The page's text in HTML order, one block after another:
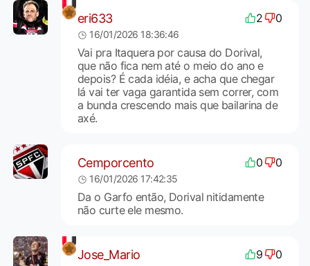
eri633 2 0
16/01/2026 18:36:46
Vai pra Itaquera por causa do Dorival,
que não fica nem até o meio do ano e
depois? É cada idéia, e acha que chegar
lá vai ter vaga garantida sem correr, com
a bunda crescendo mais que bailarina de
axé.
Cemporcento 0 0
16/01/2026 17:42:35
Da o Garfo então, Dorival nitidamente
não curte ele mesmo.
Jose_Mario 9 0